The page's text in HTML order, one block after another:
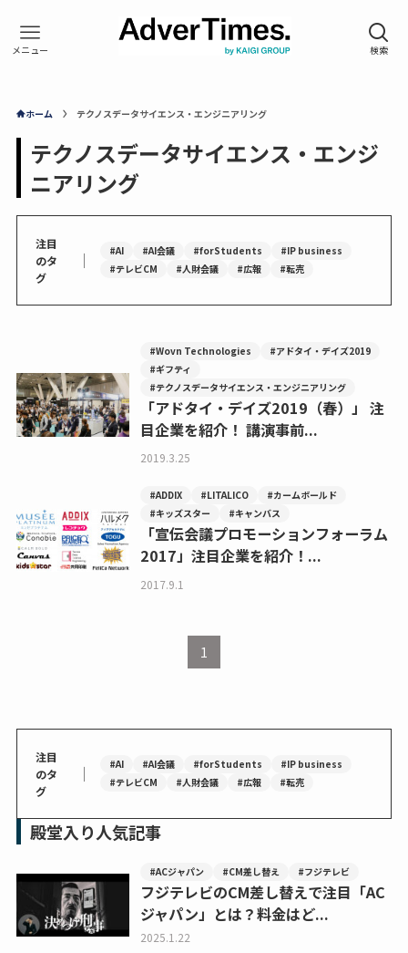
ホーム テクノスデータサイエンス・エンジニアリング
テクノスデータサイエンス・エンジ
ニアリング
注目
のタ
グ
｜ #AI #AI会議 #forStudents
#IP business
#テレビCM
#人財会議 #広報 #転売
#Wovn Technologies
#アドタイ・デイズ2019
#ギフティ
#テクノスデータサイエンス・エンジニアリング
「アドタイ・デイズ2019（春）」 注
目企業を紹介！ 講演事前...
2019.3.25
#ADDIX #LITALICO
#カームボールド
#キッズスター
#キャンバス
「宣伝会議プロモーションフォーラム
2017」注目企業を紹介！...
2017.9.1
1
注目
のタ
グ
｜ #AI #AI会議 #forStudents
#IP business
#テレビCM
#人財会議 #広報 #転売
殿堂入り人気記事
#ACジャパン #CM差し替え #フジテレビ
フジテレビのCM差し替えで注目「AC
ジャパン」とは？料金はど...
2025.1.22